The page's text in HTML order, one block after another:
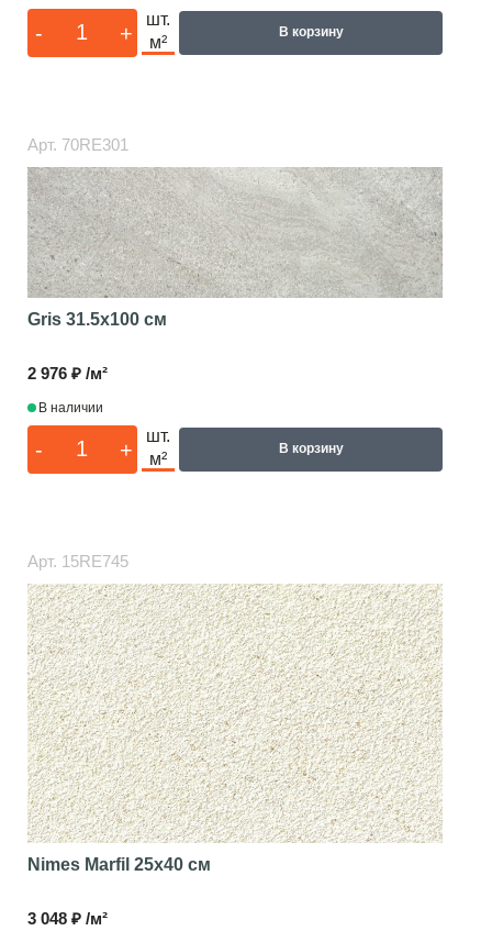
- +
шт.
м²
В корзину
Арт. 70RE301
Gris 31.5x100 см
2 976 ₽ /м²
В наличии
- +
шт.
м²
В корзину
Арт. 15RE745
Nimes Marfil 25x40 см
3 048 ₽ /м²